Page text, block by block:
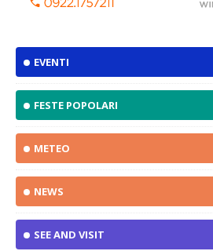
EVENTI
FESTE POPOLARI
METEO
NEWS
SEE AND VISIT